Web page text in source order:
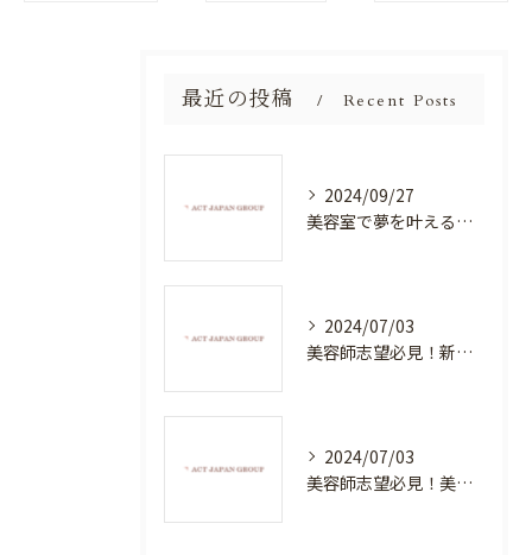
最近の投稿 Recent Posts
2024/09/27
美容室で夢を叶える！自分を磨く新たなチャンス
2024/07/03
美容師志望必見！新たな価値を創造する美容室でハイレベルな技術を学べる環境
2024/07/03
美容師志望必見！美容室NEWSTANDARDで最高のスキルアップを目指そう！